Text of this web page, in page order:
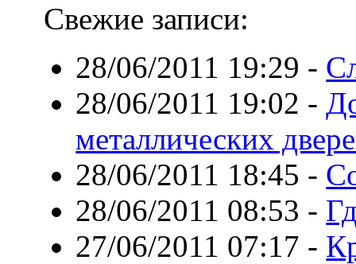
Свежие записи:
28/06/2011 19:29 -
28/06/2011 19:02 -
металлических
28/06/2011 18:45 -
28/06/2011 08:53 -
27/06/2011 07:17 -